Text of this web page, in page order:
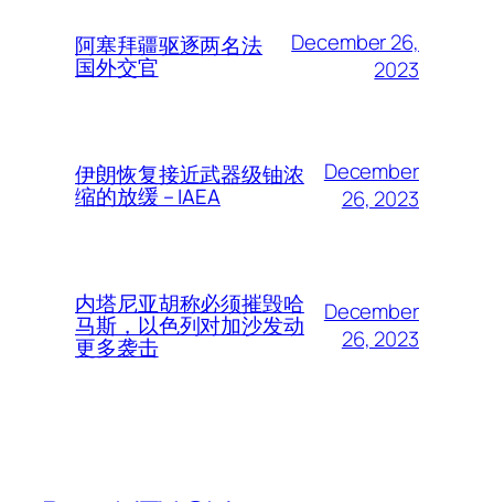
阿塞拜疆驱逐两名法
国外交官
December 26,
2023
伊朗恢复接近武器级铀浓
缩的放缓 – IAEA
December
26, 2023
内塔尼亚胡称必须摧毁哈
马斯，以色列对加沙发动
更多袭击
December
26, 2023